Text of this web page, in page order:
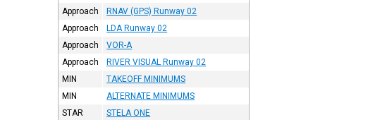
Approach
RNAV (GPS) Runway 02
Approach
LDA Runway 02
Approach
VOR-A
Approach
RIVER VISUAL Runway 02
MIN
TAKEOFF MINIMUMS
MIN
ALTERNATE MINIMUMS
STAR
STELA ONE